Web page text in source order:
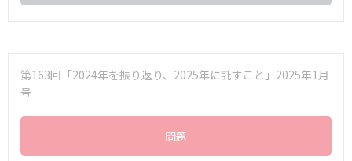
第163回「2024年を振り返り、2025年に託すこと」2025年1月
号
問題